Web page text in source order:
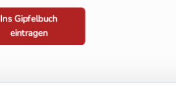
Ins Gipfelbuch
eintragen